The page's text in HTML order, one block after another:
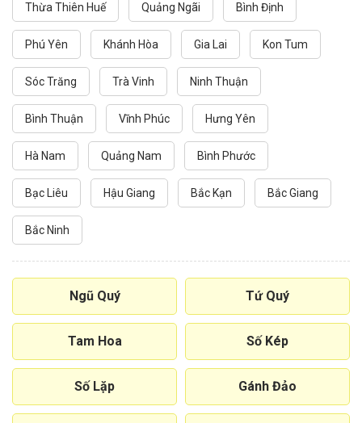
Thừa Thiên Huế Quảng Ngãi Bình Định
Phú Yên Khánh Hòa Gia Lai Kon Tum
Sóc Trăng Trà Vinh Ninh Thuận
Bình Thuận Vĩnh Phúc Hưng Yên
Hà Nam Quảng Nam Bình Phước
Bạc Liêu Hậu Giang Bắc Kạn Bắc Giang
Bắc Ninh
Ngũ Quý Tứ Quý
Tam Hoa Số Kép
Số Lặp Gánh Đảo